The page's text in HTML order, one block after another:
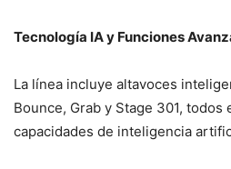
Tecnología IA y Funciones
La línea incluye altavoces
Bounce, Grab y Stage 301, todos
capacidades de inteligencia